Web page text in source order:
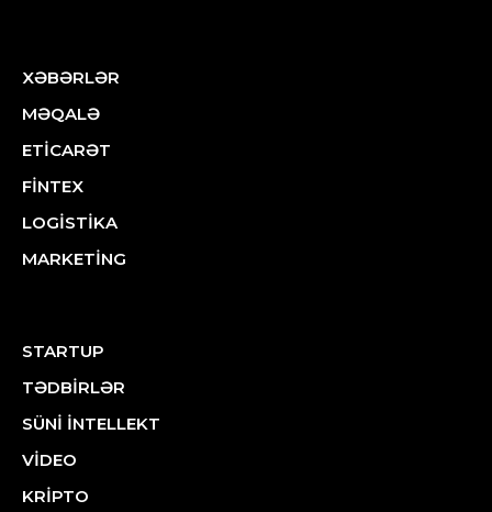
XƏBƏRLƏR
MƏQALƏ
ETİCARƏT
FİNTEX
LOGİSTİKA
MARKETİNG
STARTUP
TƏDBİRLƏR
SÜNİ İNTELLEKT
VİDEO
KRİPTO